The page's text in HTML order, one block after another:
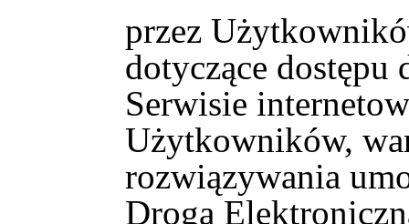
przez
dotyczące dostępu
Serwisie
Użytkowników,
rozwiązywania
Drogą